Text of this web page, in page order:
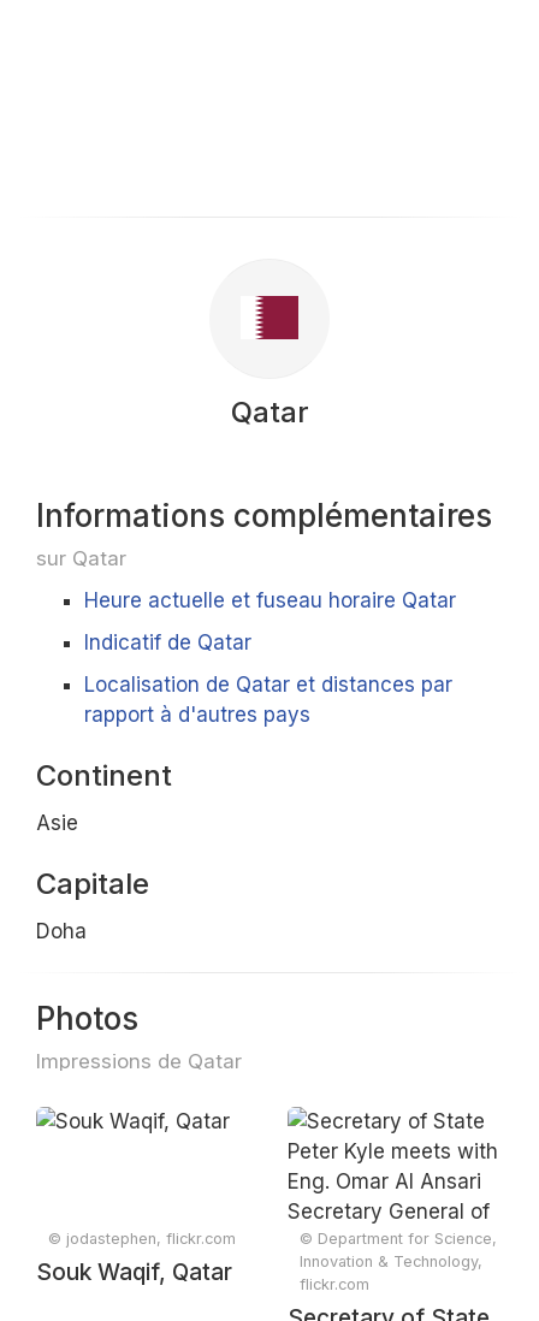
Qatar
Informations complémentaires
sur Qatar
Heure actuelle et fuseau horaire Qatar
Indicatif de Qatar
Localisation de Qatar et distances par
rapport à d'autres pays
Continent
Asie
Capitale
Doha
Photos
Impressions de Qatar
© jodastephen, flickr.com
Souk Waqif, Qatar
© Department for Science,
Innovation & Technology,
flickr.com